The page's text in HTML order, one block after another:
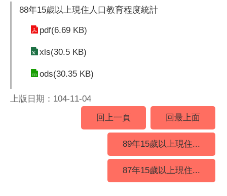
88年15歲以上現住人口教育程度統計
pdf(6.69 KB)
xls(30.5 KB)
ods(30.35 KB)
上版日期：104-11-04
回上一頁
回最上面
89年15歲以上現住...
87年15歲以上現住...